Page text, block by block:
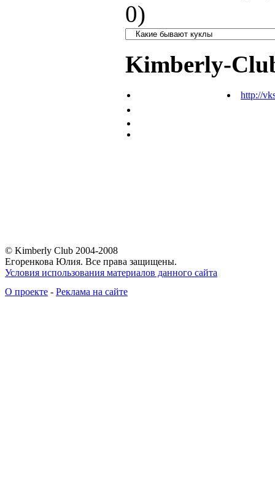
0)
Kimberly-
http://
© Kimberly Club 2004-2008
Егоренкова Юлия. Все права защищены.
Условия использования материалов данного сайта
О проекте - Реклама на сайте